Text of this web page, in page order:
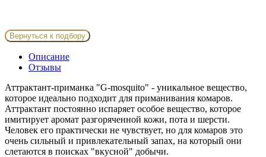
Вернуться к подбору
Описание
Отзывы
Аттрактант-приманка "G-mosquito" - уникальное вещество,
которое идеально подходит для приманивания комаров.
Аттрактант постоянно испаряет особое вещество, которое
имитирует аромат разгоряченной кожи, пота и шерсти.
Человек его практически не чувствует, но для комаров это
очень сильный и привлекательный запах, на который они
слетаются в поисках "вкусной" добычи.